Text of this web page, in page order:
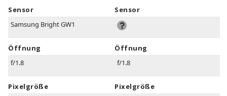
Sensor
Samsung Bright GW1
Öffnung
f/1.8
Pixelgröße
Sensor
Öffnung
f/1.8
Pixelgröße